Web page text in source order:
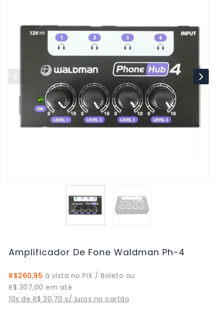
Amplificador De Fone Waldman Ph-4
R$260,95 à vista no PIX / Boleto ou
R$ 307,00 em até
10x de R$ 30,70 s/ juros no cartão